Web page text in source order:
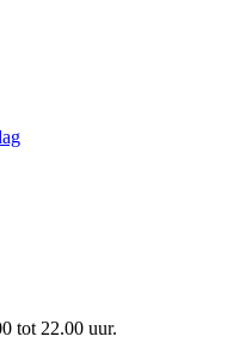
tot 22.00 uur.